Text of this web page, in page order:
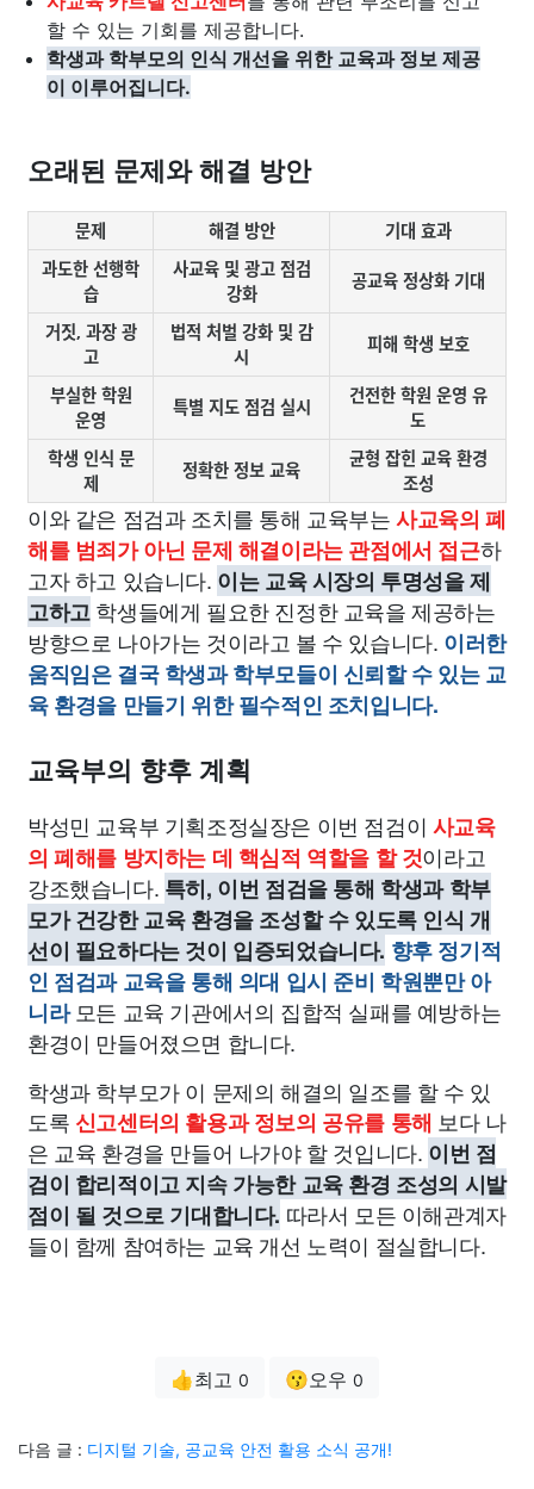
할 수 있는 기회를 제공합니다.
학생과 학부모의 인식 개선을 위한 교육과 정보 제공
이 이루어집니다.
오래된 문제와 해결 방안
문제 해결 방안
기대 효과
과도한 선행학
습
사교육 및 광고 점검
강화
공교육 정상화 기대
거짓, 과장 광
고
법적 처벌 강화 및 감
시
피해 학생 보호
부실한 학원
운영
특별 지도 점검 실시
건전한 학원 운영 유
도
학생 인식 문
제
정확한 정보 교육
균형 잡힌 교육 환경
조성
이와 같은 점검과 조치를 통해 교육부는사교육의 폐
해를 범죄가 아닌 문제 해결이라는 관점에서 접근하
고자 하고 있습니다. 이는 교육 시장의 투명성을 제
고하고학생들에게 필요한 진정한 교육을 제공하는
방향으로 나아가는 것이라고 볼 수 있습니다. 이러한
움직임은 결국 학생과 학부모들이 신뢰할 수 있는 교
육 환경을 만들기 위한 필수적인 조치입니다.
교육부의 향후 계획
박성민 교육부 기획조정실장은 이번 점검이 사교육
의 폐해를 방지하는 데 핵심적 역할을 할 것이라고
강조했습니다. 특히, 이번 점검을 통해 학생과 학부
모가 건강한 교육 환경을 조성할 수 있도록 인식 개
선이 필요하다는 것이 입증되었습니다. 향후 정기적
인 점검과 교육을 통해 의대 입시 준비 학원뿐만 아
니라모든 교육 기관에서의 집합적 실패를 예방하는
환경이 만들어졌으면 합니다.
학생과 학부모가 이 문제의 해결의 일조를 할 수 있
도록 신고센터의 활용과 정보의 공유를 통해 보다 나
은 교육 환경을 만들어 나가야 할 것입니다. 이번 점
검이 합리적이고 지속 가능한 교육 환경 조성의 시발
점이 될 것으로 기대합니다. 따라서 모든 이해관계자
들이 함께 참여하는 교육 개선 노력이 절실합니다.
👍최고 0 😗오우 0
다음 글 : 디지털 기술, 공교육 안전 활용 소식 공개!